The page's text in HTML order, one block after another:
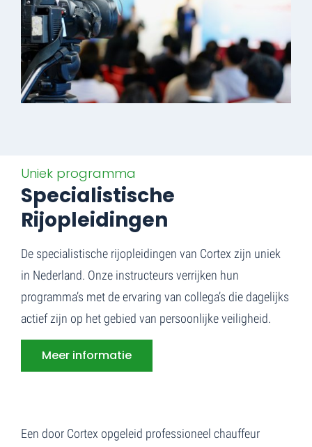
Uniek programma
Specialistische
Rijopleidingen
De specialistische rijopleidingen van Cortex zijn uniek
in Nederland. Onze instructeurs verrijken hun
programma’s met de ervaring van collega’s die dagelijks
actief zijn op het gebied van persoonlijke veiligheid.
Meer informatie
Een door Cortex opgeleid professioneel chauffeur